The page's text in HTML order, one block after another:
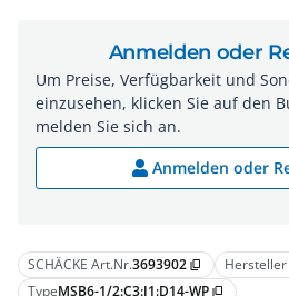
SCHÄCKE Art.Nr.3693902 content_copy
TypeMSB6-1/2:C3:J1:D14-WP content_copy
Anmelden oder
Um Preise, Verfügbarkeit und
einzusehen, klicken Sie auf den
melden Sie sich an.
Anmelden oder